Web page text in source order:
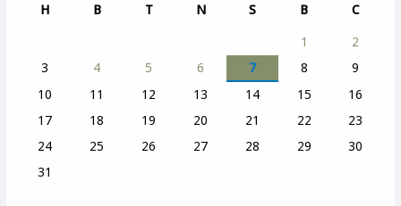
H
B T N S B
C
1
2
3
4 5 6 7 8
9
10
11 12 13 14 15
16
17
18 19 20 21 22
23
24
25 26 27 28 29
30
31